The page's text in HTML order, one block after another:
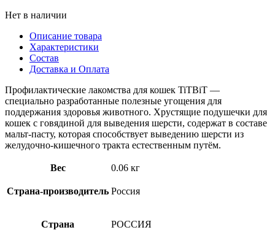
Нет в наличии
Описание товара
Характеристики
Состав
Доставка и Оплата
Профилактические лакомства для кошек TiTBiT —
специально разработанные полезные угощения для
поддержания здоровья животного. Хрустящие подушечки для
кошек с говядиной для выведения шерсти, содержат в составе
мальт-пасту, которая способствует выведению шерсти из
желудочно-кишечного тракта естественным путём.
Вес 0.06 кг
Страна-производитель Россия
Страна РОССИЯ